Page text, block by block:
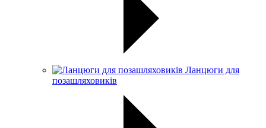
Ланцюги для
позашляховиків